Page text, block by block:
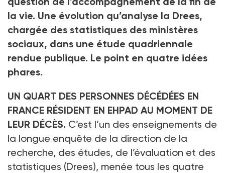
la vie. Une évolution qu’analyse la Drees,
chargée des statistiques des ministères
sociaux, dans une étude quadriennale
rendue publique. Le point en quatre idées
phares.
UN QUART DES PERSONNES DÉCÉDÉES EN
FRANCE RÉSIDENT EN EHPAD AU MOMENT DE
LEUR DÉCÈS. C’est l’un des enseignements de
la longue enquête de la direction de la
recherche, des études, de l’évaluation et des
statistiques (Drees), menée tous les quatre